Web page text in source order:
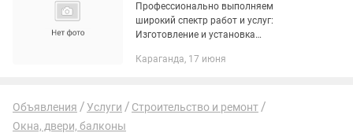
Профессионально выполняем
широкий спектр работ и услуг:
Изготовление и установка
дверей, витражей
Караганда, 17 июня
Объявления Услуги
Строительство и ремонт
Окна, двери, балконы